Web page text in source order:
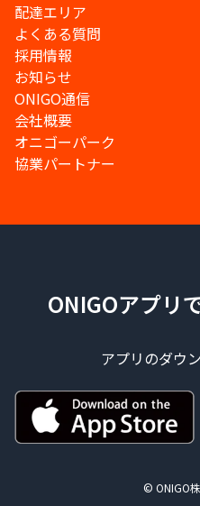
配達エリア
よくある質問
採用情報
お知らせ
ONIGO通信
会社概要
オニゴーパーク
協業パートナー
ONIGOアプリ
アプリのダウ
© ONIGO